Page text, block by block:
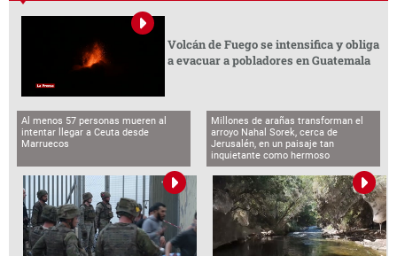
Volcán de Fuego se intensifica y obliga
a evacuar a pobladores en Guatemala
Al menos 57 personas mueren al
intentar llegar a Ceuta desde
Marruecos
Millones de arañas transforman el
arroyo Nahal Sorek, cerca de
Jerusalén, en un paisaje tan
inquietante como hermoso